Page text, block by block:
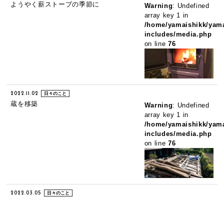
Warning: Undefined
array key 1 in
/home/yamaishikk/
includes/media.php
on line76
ようやく薪ストーブの季節に
Warning: Undefined
array key 1 in
/home/yamaishikk/
includes/media.php
on line76
2022.11.02 日々のこと
蔵を移築
2022.03.05 日々のこと